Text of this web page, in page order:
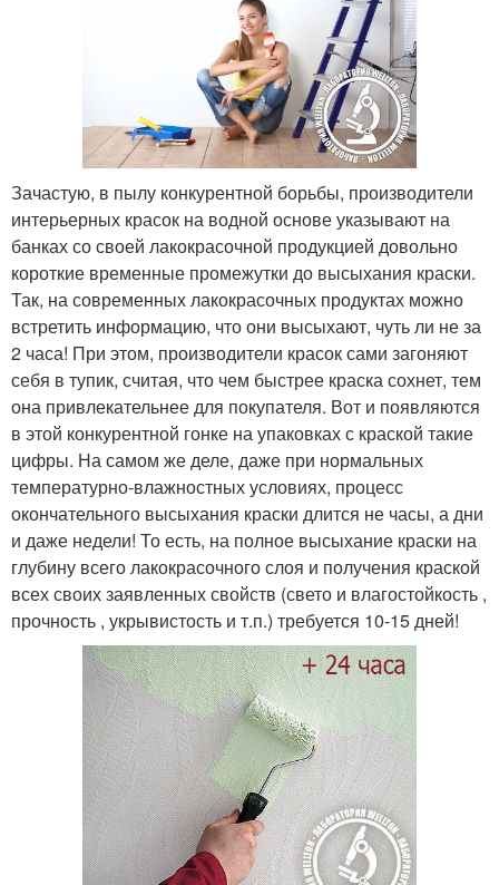
Зачастую, в пылу конкурентной борьбы, производители
интерьерных красок на водной основе указывают на
банках со своей лакокрасочной продукцией довольно
короткие временные промежутки до высыхания краски.
Так, на современных лакокрасочных продуктах можно
встретить информацию, что они высыхают, чуть ли не за
2 часа! При этом, производители красок сами загоняют
себя в тупик, считая, что чем быстрее краска сохнет, тем
она привлекательнее для покупателя. Вот и появляются
в этой конкурентной гонке на упаковках с краской такие
цифры. На самом же деле, даже при нормальных
температурно-влажностных условиях, процесс
окончательного высыхания краски длится не часы, а дни
и даже недели! То есть, на полное высыхание краски на
глубину всего лакокрасочного слоя и получения краской
всех своих заявленных свойств (свето и влагостойкость ,
прочность , укрывистость и т.п.) требуется 10-15 дней!